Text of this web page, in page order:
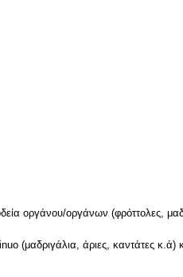
οργάνου/οργάνων (φρόττολες,
(μαδριγάλια, άριες, καντάτες κ.ά)